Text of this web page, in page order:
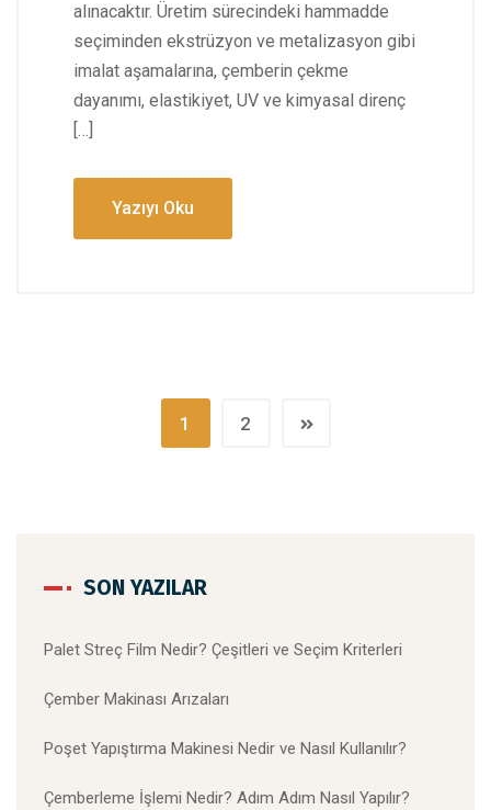
alınacaktır. Üretim sürecindeki hammadde
seçiminden ekstrüzyon ve metalizasyon gibi
imalat aşamalarına, çemberin çekme
dayanımı, elastikiyet, UV ve kimyasal direnç
[…]
Yazıyı Oku
1 2
SON YAZILAR
Palet Streç Film Nedir? Çeşitleri ve Seçim Kriterleri
Çember Makinası Arızaları
Poşet Yapıştırma Makinesi Nedir ve Nasıl Kullanılır?
Çemberleme İşlemi Nedir? Adım Adım Nasıl Yapılır?